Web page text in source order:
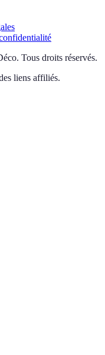
. Tous droits réservés.
liens affiliés.